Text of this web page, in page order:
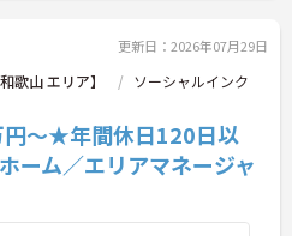
更新日：2026年07月29日
歌山 エリア】
ソーシャルインク
円～★年間休日120日以
ーム／エリアマネージャ